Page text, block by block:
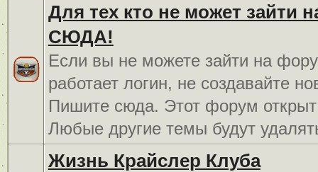
Для тех кто не может зайти
СЮДА!
Если вы не можете зайти на
работает логин, не создавайте
Пишите сюда. Этот форум открыт
Любые другие темы будут
Жизнь Крайслер Клуба